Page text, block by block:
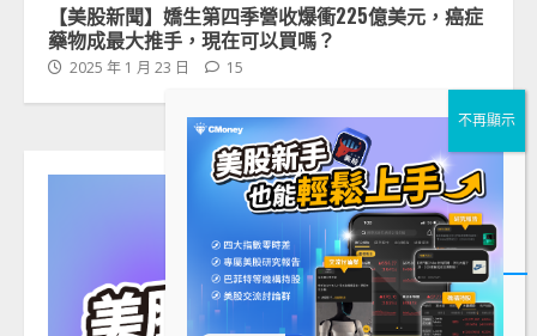
【美股新聞】嬌生第四季營收爆衝225億美元，癌症
藥物成最大推手，現在可以買嗎？
2025 年 1 月 23 日 15